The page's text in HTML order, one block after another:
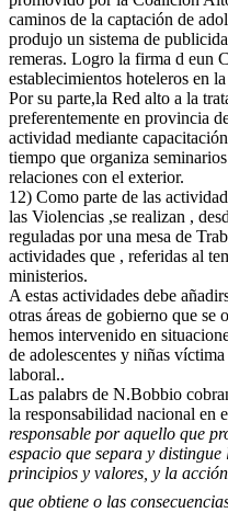
caminos de la captación de
produjo un sistema de
remeras. Logro la firma d eun
establecimientos hoteleros en
Por su parte,la Red alto a la
preferentemente en provincia
actividad mediante
tiempo que organiza
relaciones con el exterior.
12) Como parte de las
las Violencias ,se realizan ,
reguladas por una mesa de
actividades que , referidas al
ministerios.
A estas actividades debe
otras áreas de gobierno que se
hemos intervenido en
de adolescentes y niñas
laboral..
Las palabrs de N.Bobbio
la responsabilidad nacional en
responsable por aquello que
espacio que separa y
principios y valores, y la
que obtiene o las